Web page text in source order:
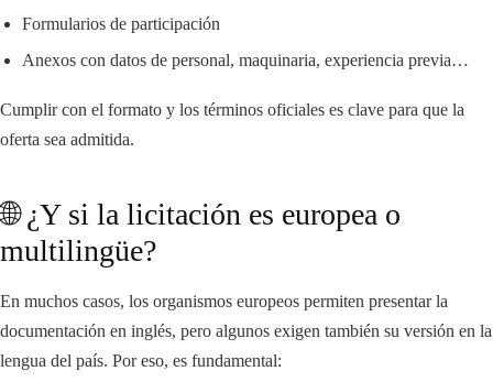
Formularios de participación
Anexos con datos de personal, maquinaria, experiencia previa…
Cumplir con el formato y los términos oficiales es clave para que la
oferta sea admitida.
🌐 ¿Y si la licitación es europea o
multilingüe?
En muchos casos, los organismos europeos permiten presentar la
documentación en inglés, pero algunos exigen también su versión en la
lengua del país. Por eso, es fundamental: